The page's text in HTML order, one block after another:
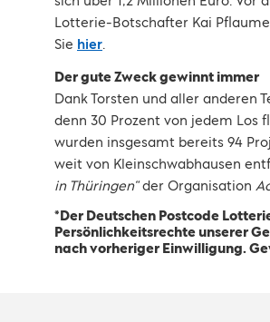
Lotterie-Botschafter Kai
Sie hier.
Der gute Zweck gewinnt immer
Dank Torsten und aller anderen
denn 30 Prozent von jedem Los
wurden insgesamt bereits 94
weit von Kleinschwabhausen
in Thüringen“der Organisation
*Der Deutschen Postcode
Persönlichkeitsrechte unserer
nach vorheriger Einwilligung.